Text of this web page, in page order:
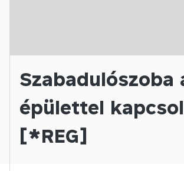
Szabadulószoba
épülettel
[*REG]